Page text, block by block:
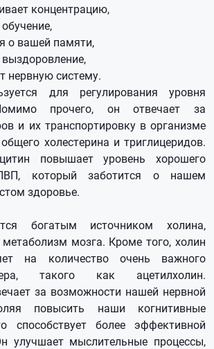
концентрацию,
о вашей памяти,
нервную систему.
для регулирования уровня
прочего, он отвечает за
и их транспортировку в организме
холестерина и триглицеридов.
повышает уровень хорошего
который заботится о нашем
здоровье.
богатым источником холина,
мозга. Кроме того, холин
на количество очень важного
такого как ацетилхолин.
за возможности нашей нервной
повысить наши когнитивные
способствует более эффективной
улучшает мыслительные процессы,